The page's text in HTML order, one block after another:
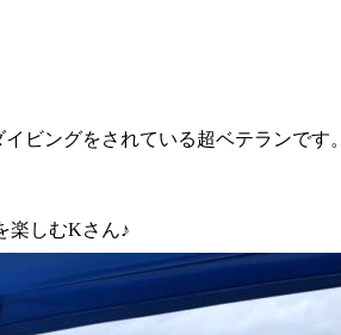
ビングをされている超ベテランです。
楽しむKさん♪